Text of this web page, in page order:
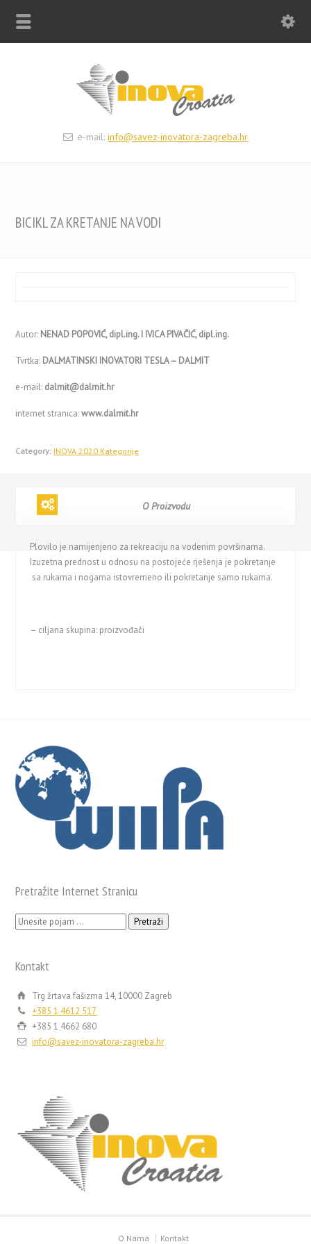
e-mail:info@savez-inovatora-zagreba.hr
BICIKL ZA KRETANJE NA VODI
Autor: NENAD POPOVIĆ, dipl.ing. I IVICA PIVAČIĆ, dipl.ing.
Tvrtka: DALMATINSKI INOVATORI TESLA – DALMIT
e-mail: dalmit@dalmit.hr
internet stranica:www.dalmit.hr
Category: INOVA 2020 Kategorije
O Proizvodu
Plovilo je namijenjeno za rekreaciju na vodenim površinama.
Izuzetna prednost u odnosu na postojeće rješenja je pokretanje
sa rukama i nogama istovremeno ili pokretanje samo rukama.
– ciljana skupina: proizvođači
Pretražite Internet Stranicu
Pretraži:
Kontakt
Trg žrtava fašizma 14, 10000 Zagreb
+385 1 4612 517
+385 1 4662 680
info@savez-inovatora-zagreba.hr
O Nama Kontakt